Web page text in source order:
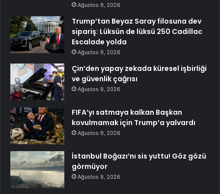
Ağustos 9, 2026
Trump’tan Beyaz Saray filosuna dev
sipariş: Lüksün de lüksü 250 Cadillac
Escalade yolda
Ağustos 9, 2026
Çin’den yapay zekada küresel işbirliği
ve güvenlik çağrısı
Ağustos 9, 2026
FIFA’yı satmaya kalkan Başkan
kovulmamak için Trump’a yalvardı
Ağustos 9, 2026
İstanbul Boğazı’nı sis yuttu! Göz gözü
görmüyor
Ağustos 9, 2026